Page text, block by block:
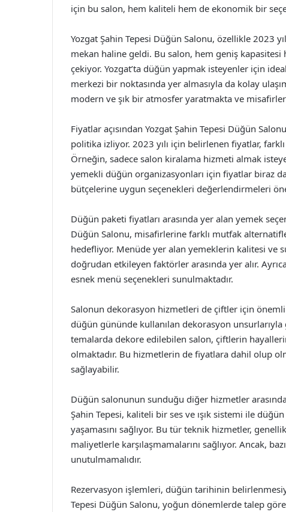
için bu salon, hem kaliteli hem de ekonomik bir
Yozgat Şahin Tepesi Düğün Salonu, özellikle 2023
mekan haline geldi. Bu salon, hem geniş
çekiyor. Yozgat’ta düğün yapmak isteyenler için
merkezi bir noktasında yer almasıyla da kolay
modern ve şık bir atmosfer yaratmakta ve
Fiyatlar açısından Yozgat Şahin Tepesi Düğün
politika izliyor. 2023 yılı için belirlenen fiyatlar,
Örneğin, sadece salon kiralama hizmeti almak
yemekli düğün organizasyonları için fiyatlar biraz
bütçelerine uygun seçenekleri değerlendirmeleri
Düğün paketi fiyatları arasında yer alan yemek
Düğün Salonu, misafirlerine farklı mutfak
hedefliyor. Menüde yer alan yemeklerin kalitesi ve
doğrudan etkileyen faktörler arasında yer alır.
esnek menü seçenekleri sunulmaktadır.
Salonun dekorasyon hizmetleri de çiftler için önemli
düğün gününde kullanılan dekorasyon unsurlarıyla
temalarda dekore edilebilen salon, çiftlerin
olmaktadır. Bu hizmetlerin de fiyatlara dahil olup
sağlayabilir.
Düğün salonunun sunduğu diğer hizmetler
Şahin Tepesi, kaliteli bir ses ve ışık sistemi ile
yaşamasını sağlıyor. Bu tür teknik hizmetler,
maliyetlerle karşılaşmamalarını sağlıyor. Ancak,
unutulmamalıdır.
Rezervasyon işlemleri, düğün tarihinin
Tepesi Düğün Salonu, yoğun dönemlerde talep